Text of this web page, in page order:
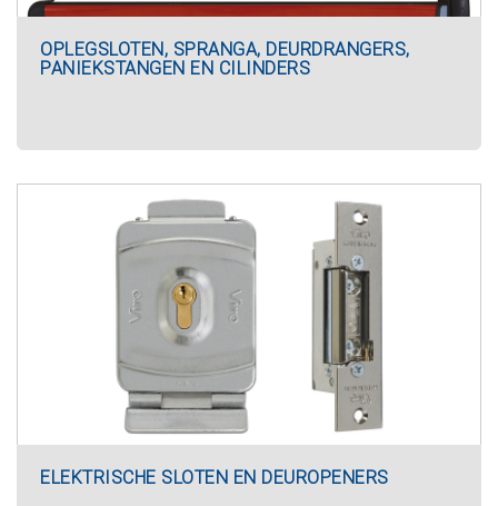
OPLEGSLOTEN, SPRANGA, DEURDRANGERS,
PANIEKSTANGEN EN CILINDERS
ELEKTRISCHE SLOTEN EN DEUROPENERS